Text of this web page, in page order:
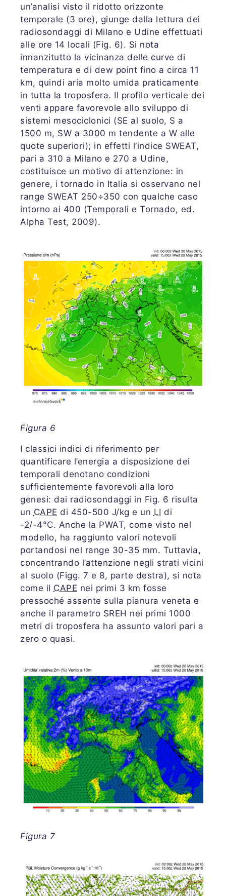
un’analisi visto il ridotto orizzonte
temporale (3 ore), giunge dalla lettura dei
radiosondaggi di Milano e Udine effettuati
alle ore 14 locali (Fig. 6). Si nota
innanzitutto la vicinanza delle curve di
temperatura e di dew point fino a circa 11
km, quindi aria molto umida praticamente
in tutta la troposfera. Il profilo verticale dei
venti appare favorevole allo sviluppo di
sistemi mesociclonici (SE al suolo, S a
1500 m, SW a 3000 m tendente a W alle
quote superiori); in effetti l’indice SWEAT,
pari a 310 a Milano e 270 a Udine,
costituisce un motivo di attenzione: in
genere, i tornado in Italia si osservano nel
range SWEAT 250÷350 con qualche caso
intorno ai 400 (Temporali e Tornado, ed.
Alpha Test, 2009).
Figura 6
I classici indici di riferimento per
quantificare l’energia a disposizione dei
temporali denotano condizioni
sufficientemente favorevoli alla loro
genesi: dai radiosondaggi in Fig. 6 risulta
un CAPE di 450-500 J/kg e un LI di
-2/-4°C. Anche la PWAT, come visto nel
modello, ha raggiunto valori notevoli
portandosi nel range 30-35 mm. Tuttavia,
concentrando l’attenzione negli strati vicini
al suolo (Figg. 7 e 8, parte destra), si nota
come il CAPE nei primi 3 km fosse
pressoché assente sulla pianura veneta e
anche il parametro SREH nei primi 1000
metri di troposfera ha assunto valori pari a
zero o quasi.
Figura 7